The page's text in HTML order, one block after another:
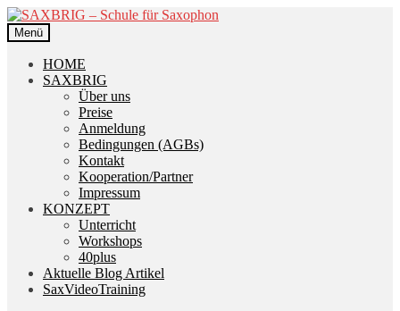
Zur
Navigation
springen
Zum
Inhalt
springen
Menü
HOME
SAXBRIG
Über uns
Preise
Anmeldung
Bedingungen (AGBs)
Kontakt
Kooperation/Partner
Impressum
KONZEPT
Unterricht
Workshops
40plus
Aktuelle Blog Artikel
SaxVideoTraining